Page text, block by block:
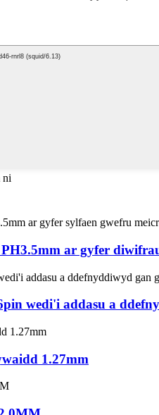
ni
ar gyfer
wedi'i addasu a
1.27mm